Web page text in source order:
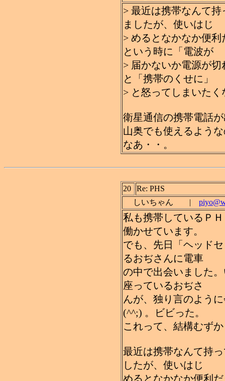
> 最近は携帯なんて
ましたが、使いはじ
> めるとなかなか便
という時に「電波が
> 届かないか電源が
と「携帯のくせに」
> と怒ってしまいた
衛星通信の携帯電話
山奥でも使えるよう
なあ・・。
20
Re: PHS
しいちゃん |
私も携帯しているＰ
働かせています。
でも、先日「ヘッド
るおぢさんに電車
の中で出会いました
座っているおぢさ
んが、独り言のよう
(^^;) 。ビビった。
これって、結構むず
最近は携帯なんて持
したが、使いはじ
めるとなかなか便利